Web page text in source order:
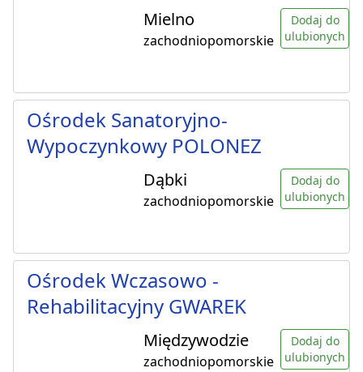
Mielno
zachodniopomorskie
Dodaj do
ulubionych
Ośrodek Sanatoryjno-
Wypoczynkowy POLONEZ
Dąbki
zachodniopomorskie
Dodaj do
ulubionych
Ośrodek Wczasowo -
Rehabilitacyjny GWAREK
Międzywodzie
zachodniopomorskie
Dodaj do
ulubionych